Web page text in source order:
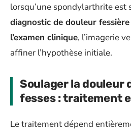
lorsqu’une spondylarthrite est
diagnostic de douleur
l’examen clinique, l’imagerie
affiner l’hypothèse initiale.
Soulager la douleur
fesses : traitement
Le traitement dépend